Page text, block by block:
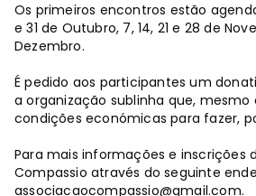
Os primeiros encontros estão
e 31 de Outubro, 7, 14, 21 e 28 de
Dezembro.
É pedido aos participantes um
a organização sublinha que,
condições económicas para fazer,
Para mais informações e inscrições
Compassio através do seguinte
associacaocompassio@gmail.com.